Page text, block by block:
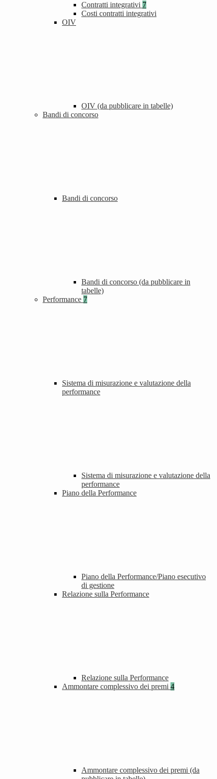
Contratti integrativi 7
Costi contratti integrativi
OIV
OIV (da pubblicare in tabelle)
Bandi di concorso
Bandi di concorso
Bandi di concorso (da pubblicare in
tabelle)
Performance 7
Sistema di misurazione e valutazione della
performance
Sistema di misurazione e valutazione della
performance
Piano della Performance
Piano della Performance/Piano esecutivo
di gestione
Relazione sulla Performance
Relazione sulla Performance
Ammontare complessivo dei premi 4
Ammontare complessivo dei premi (da